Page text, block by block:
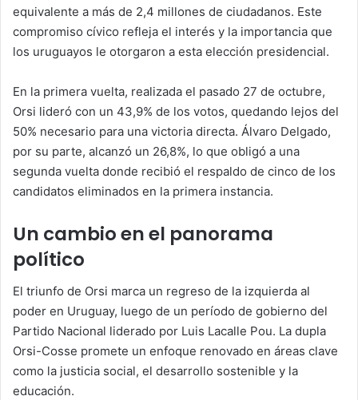
equivalente a más de 2,4 millones de ciudadanos. Este
compromiso cívico refleja el interés y la importancia que
los uruguayos le otorgaron a esta elección presidencial.
En la primera vuelta, realizada el pasado 27 de octubre,
Orsi lideró con un 43,9% de los votos, quedando lejos del
50% necesario para una victoria directa. Álvaro Delgado,
por su parte, alcanzó un 26,8%, lo que obligó a una
segunda vuelta donde recibió el respaldo de cinco de los
candidatos eliminados en la primera instancia.
Un cambio en el panorama
político
El triunfo de Orsi marca un regreso de la izquierda al
poder en Uruguay, luego de un período de gobierno del
Partido Nacional liderado por Luis Lacalle Pou. La dupla
Orsi-Cosse promete un enfoque renovado en áreas clave
como la justicia social, el desarrollo sostenible y la
educación.